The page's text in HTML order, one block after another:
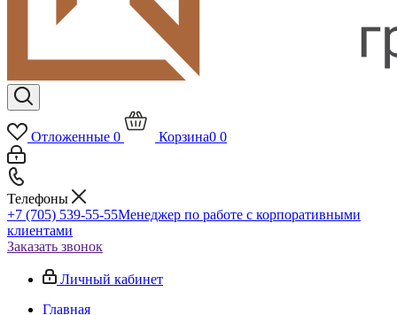
Отложенные 0 Корзина0 0
Телефоны
+7 (705) 539-55-55Менеджер по работе с корпоративными
клиентами
Заказать звонок
Личный кабинет
Главная